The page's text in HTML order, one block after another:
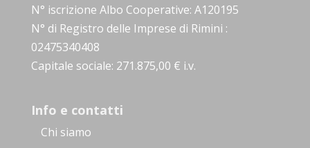
N° iscrizione Albo Cooperative: A120195
N° di Registro delle Imprese di Rimini :
02475340408
Capitale sociale: 271.875,00 € i.v.
Info e contatti
Chi siamo